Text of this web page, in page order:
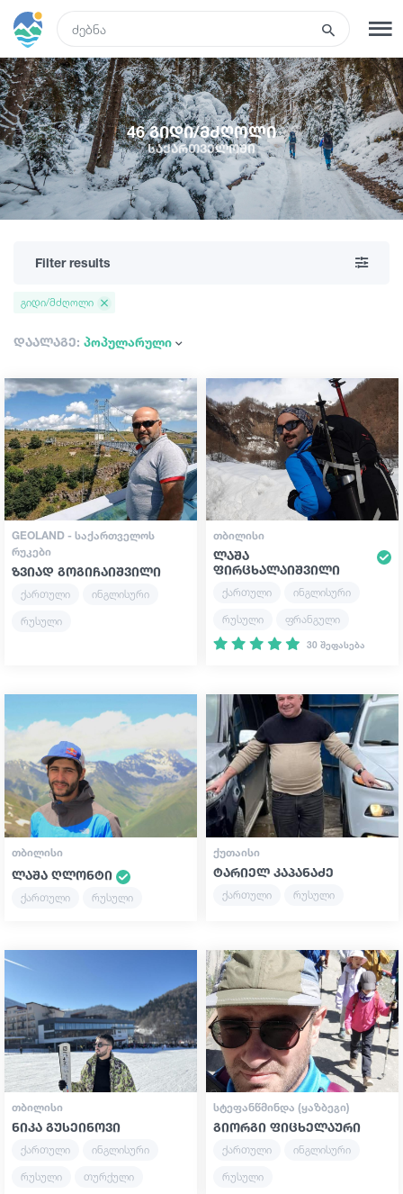
რეგისტრაცია შესვლა
ტურები
სასტუმროები
რა ვნახოთ
გიდები
სტატიები
საქართველო
46 გიდი/მძღოლი
საქართველოში
Filter results
დაალაგე: პოპულარული
გიდი/მძღოლი
GEOLAND - ᲡᲐᲥᲐᲠᲗᲕᲔᲚᲝᲡ
ᲠᲣᲙᲔᲑᲘ
ზვიად გოგიჩაიშვილი
ქართული
ინგლისური
რუსული
ᲗᲑᲘᲚᲘᲡᲘ
ლაშა
ფირცხალაიშვილი
ქართული
ინგლისური
რუსული
ფრანგული
30 შეფასება
ᲗᲑᲘᲚᲘᲡᲘ
ლაშა ღლონტი
ქართული რუსული
ᲥᲣᲗᲐᲘᲡᲘ
ტარიელ კაპანაძე
ქართული რუსული
ᲗᲑᲘᲚᲘᲡᲘ
ნიკა გუსეინოვი
ქართული
ინგლისური
რუსული
თურქული
ᲡᲢᲔᲤᲐᲜᲬᲛᲘᲜᲓᲐ (ᲧᲐᲖᲑᲔᲒᲘ)
გიორგი ფიცხელაური
ქართული
ინგლისური
რუსული